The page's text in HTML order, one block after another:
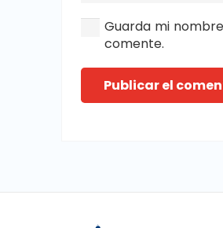
Guarda mi
comente.
Publicar el